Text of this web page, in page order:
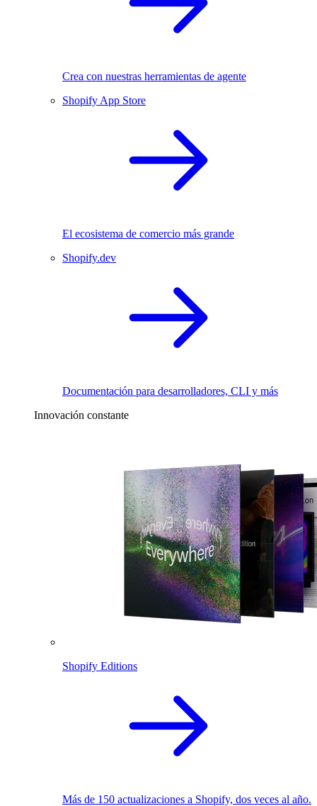
Crea con nuestras herramientas de agente
Shopify App Store
El ecosistema de comercio más grande
Shopify.dev
Documentación para desarrolladores, CLI y más
Innovación constante
Shopify Editions
Más de 150 actualizaciones a Shopify, dos veces al año.